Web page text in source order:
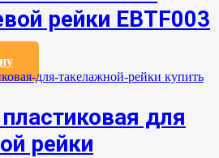
рейки EBTF003
для
рейки